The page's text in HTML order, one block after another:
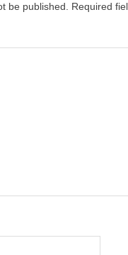
be published. Required